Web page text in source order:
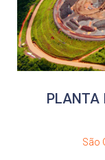
PLANTA
São